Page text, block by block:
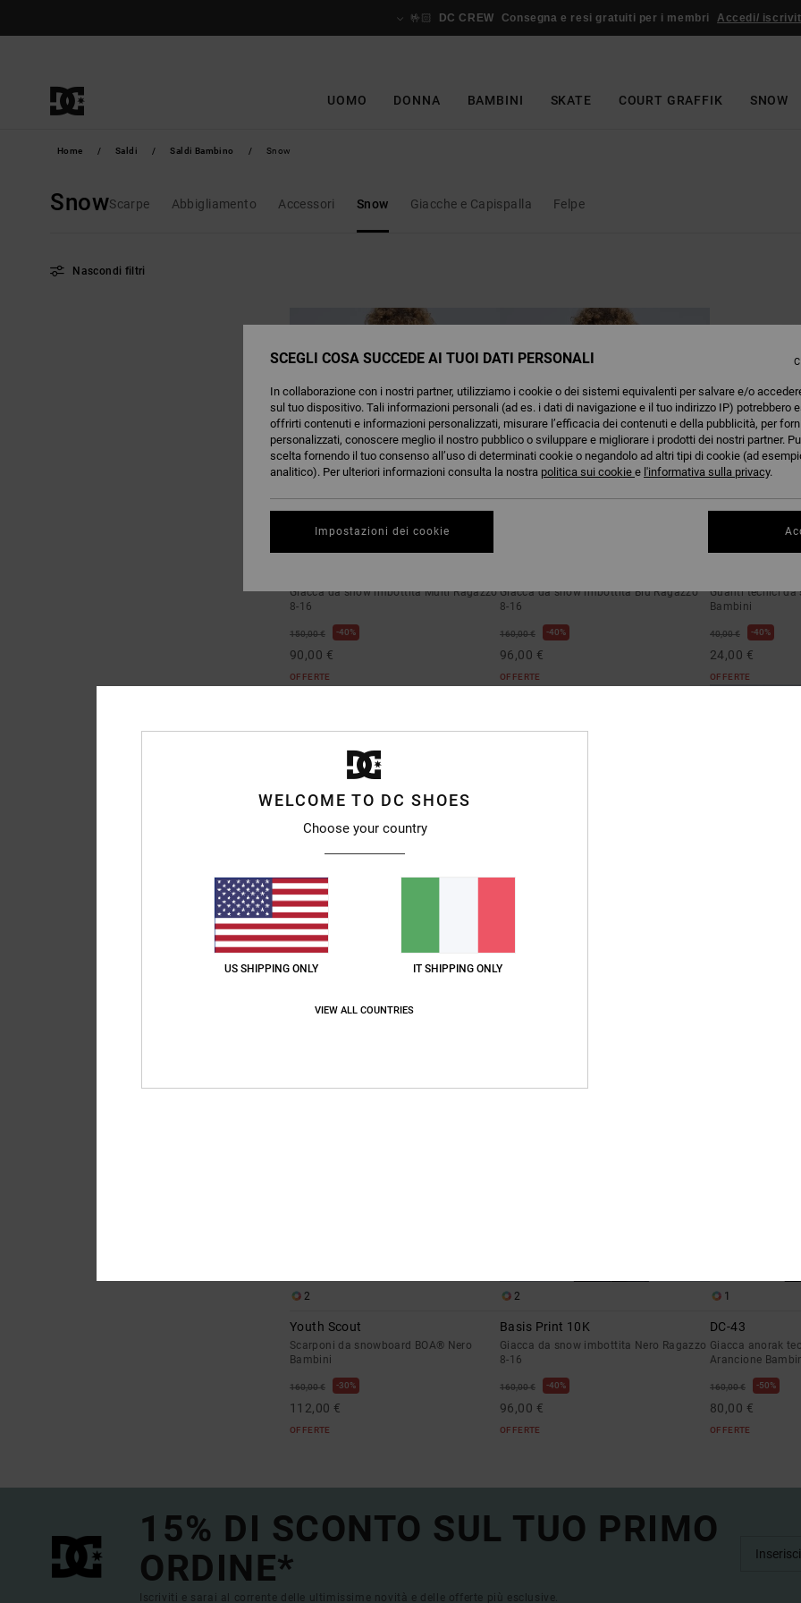
🤟🏻 DC CREW Consegna e resi gratuiti per i membri Accedi/
UOMO DONNA BAMBINI SKATE COURT GRAFFIK SNOW
Home Saldi Saldi Bambino Snow
SnowScarpe Abbigliamento Accessori Snow Giacche e Capispalla Felpe
Nascondi filtri
di
ricerca
Giacca da snow imbottita Multi Ragazzo
8-16
150,00 € 40%
90,00 €
OFFERTE
Giacca da snow imbottita Blu Ragazzo
8-16
160,00 € 40%
96,00 €
OFFERTE
Guanti tecnici da
Bambini
40,00 € 40%
24,00 €
OFFERTE
2
Basis Print 10K
Giacca da snow imbottita Nero Ragazzo
160,00 € 40%
Franchise 10K
Guanti da neve tecnici Nero Ragazzo
2
Youth Scout
Scarponi da snowboard BOA® Nero
Bambini
160,00 € 30%
112,00 €
OFFERTE
2
Basis Print 10K
Giacca da snow imbottita Nero Ragazzo
8-16
160,00 € 40%
96,00 €
OFFERTE
1
DC-43
Giacca anorak
Arancione
160,00 € 50%
80,00 €
OFFERTE
15% DI SCONTO SUL TUO PRIMO
ORDINE*
Iscriviti e sarai al corrente delle ultimissime novità e delle offerte più esclusive.
WELCOME TO DC SHOES
Choose your country
US SHIPPING ONLY IT SHIPPING ONLY
VIEW ALL COUNTRIES
SCEGLI COSA SUCCEDE AI TUOI DATI PERSONALI
In collaborazione con i nostri partner, utilizziamo i cookie o dei sistemi equivalenti per salvare e/o
sul tuo dispositivo. Tali informazioni personali (ad es. i dati di navigazione e il tuo indirizzo IP) potrebbero
offrirti contenuti e informazioni personalizzati, misurare l’efficacia dei contenuti e della pubblicità, per
personalizzati, conoscere meglio il nostro pubblico o sviluppare e migliorare i prodotti dei nostri partner.
scelta fornendo il tuo consenso all’uso di determinati cookie o negandolo ad altri tipi di cookie (ad
analitico). Per ulteriori informazioni consulta la nostra politica sui cookie e l'informativa sulla privacy.
Impostazioni dei cookie